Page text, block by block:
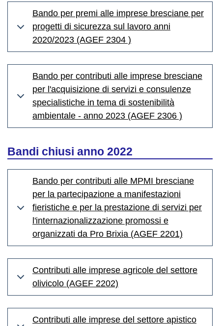
Bando per premi alle imprese bresciane per
progetti di sicurezza sul lavoro anni
2020/2023 (AGEF 2304 )
Bando per contributi alle imprese bresciane
per l'acquisizione di servizi e consulenze
specialistiche in tema di sostenibilità
ambientale - anno 2023 (AGEF 2306 )
Bandi chiusi anno 2022
Bando per contributi alle MPMI bresciane
per la partecipazione a manifestazioni
fieristiche e per la prestazione di servizi per
l'internazionalizzazione promossi e
organizzati da Pro Brixia (AGEF 2201)
Contributi alle imprese agricole del settore
olivicolo (AGEF 2202)
Contributi alle imprese del settore apistico